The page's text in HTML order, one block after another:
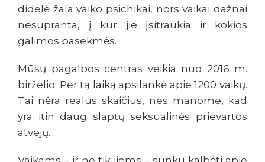
didelė žala vaiko psichikai, nors vaikai dažnai
nesupranta, į kur jie įsitraukia ir kokios
galimos pasekmės.
Mūsų pagalbos centras veikia nuo 2016 m.
birželio. Per tą laiką apsilankė apie 1200 vaikų.
Tai nėra realus skaičius, nes manome, kad
yra itin daug slaptų seksualinės prievartos
atvejų.